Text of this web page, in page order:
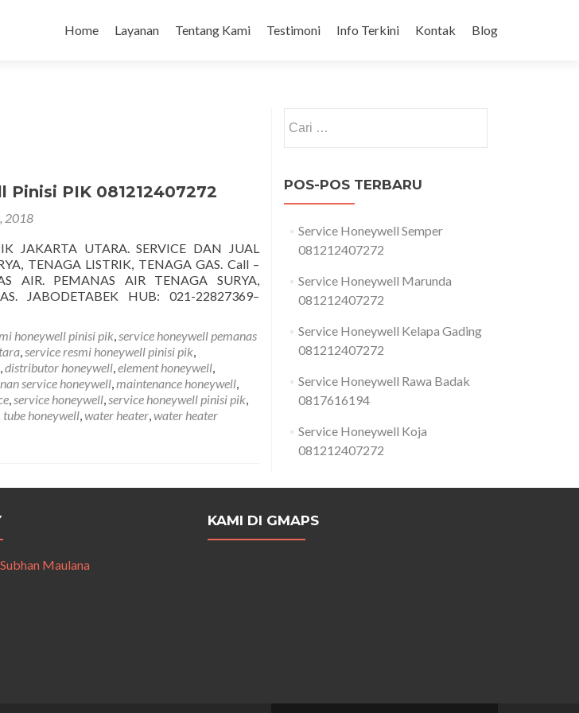
ke
Home Layanan Tentang Kami Testimoni Info Terkini Kontak Blog
Pinisi PIK 081212407272
2018
JAKARTA UTARA. SERVICE DAN JUAL
TENAGA LISTRIK, TENAGA GAS. Call –
AIR. PEMANAS AIR TENAGA SURYA,
JABODETABEK HUB: 021-22827369–
honeywell pinisi pik,service honeywell pemanas
,service resmi honeywell pinisi pik,
,distributor honeywell,element honeywell,
service honeywell,maintenance honeywell,
,service honeywell,service honeywell pinisi pik,
honeywell,water heater,water heater
untuk:
POS-POS TERBARU
Service Honeywell Semper
081212407272
Service Honeywell Marunda
081212407272
Service Honeywell Kelapa Gading
081212407272
Service Honeywell Rawa Badak
0817616194
Service Honeywell Koja
081212407272
Subhan Maulana
KAMI DI GMAPS